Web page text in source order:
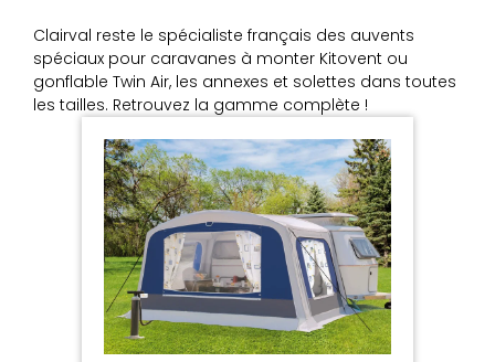
Clairval reste le spécialiste français des auvents
spéciaux pour caravanes à monter Kitovent ou
gonflable Twin Air, les annexes et solettes dans toutes
les tailles. Retrouvez la gamme complète !